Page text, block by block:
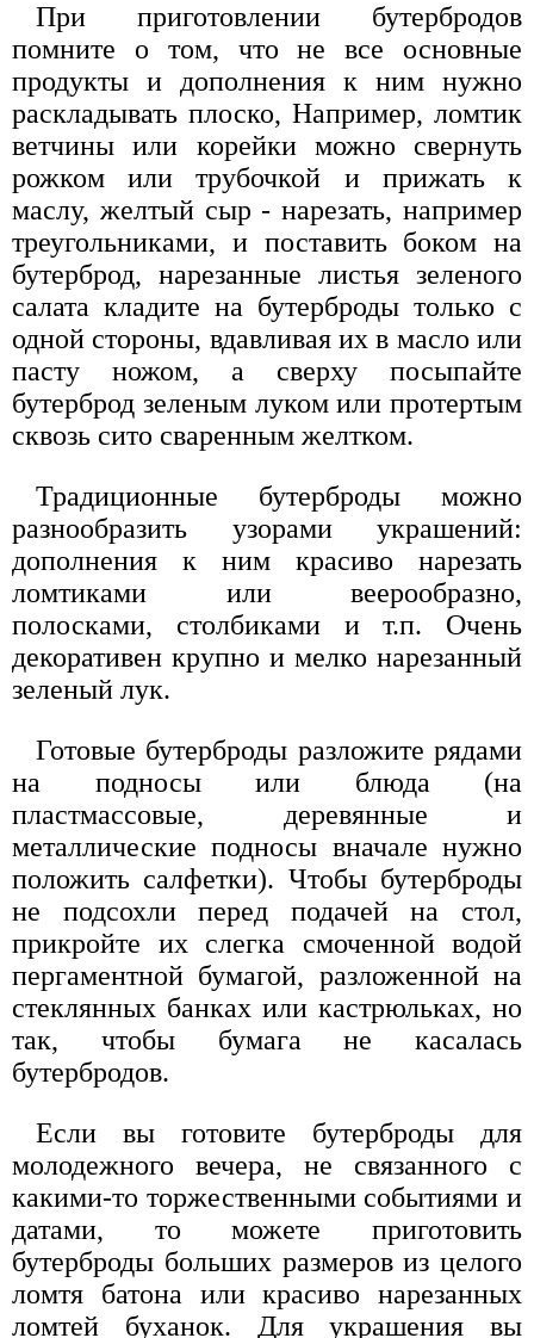
При приготовлении бутербродов
помните о том, что не все основные
продукты и дополнения к ним нужно
раскладывать плоско, Например, ломтик
ветчины или корейки можно свернуть
рожком или трубочкой и прижать к
маслу, желтый сыр - нарезать, например
треугольниками, и поставить боком на
бутерброд, нарезанные листья зеленого
салата кладите на бутерброды только с
одной стороны, вдавливая их в масло или
пасту ножом, а сверху посыпайте
бутерброд зеленым луком или протертым
сквозь сито сваренным желтком.
Традиционные бутерброды можно
разнообразить узорами украшений:
дополнения к ним красиво нарезать
ломтиками или веерообразно,
полосками, столбиками и т.п. Очень
декоративен крупно и мелко нарезанный
зеленый лук.
Готовые бутерброды разложите рядами
на подносы или блюда (на
пластмассовые, деревянные и
металлические подносы вначале нужно
положить салфетки). Чтобы бутерброды
не подсохли перед подачей на стол,
прикройте их слегка смоченной водой
пергаментной бумагой, разложенной на
стеклянных банках или кастрюльках, но
так, чтобы бумага не касалась
бутербродов.
Если вы готовите бутерброды для
молодежного вечера, не связанного с
какими-то торжественными событиями и
датами, то можете приготовить
бутерброды больших размеров из целого
ломтя батона или красиво нарезанных
ломтей буханок. Для украшения вы